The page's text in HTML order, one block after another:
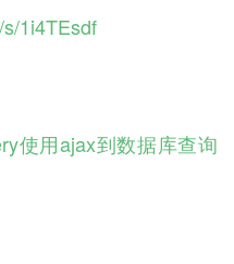
1i4TEsdf
使用ajax到数据库查询